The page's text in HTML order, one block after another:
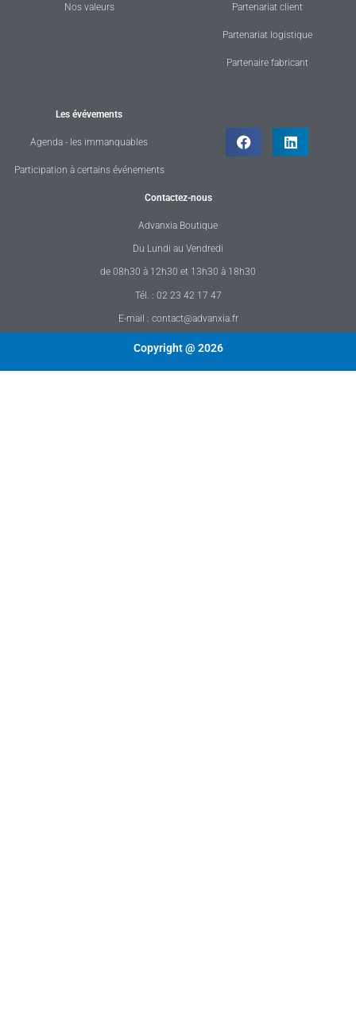
Nos valeurs Partenariat client
Partenariat logistique
Partenaire fabricant
Les évévements
Agenda - les immanquables
Participation à certains événements
Contactez-nous
Advanxia Boutique
Du Lundi au Vendredi
de 08h30 à 12h30 et 13h30 à 18h30
Tél. : 02 23 42 17 47
E-mail : contact@advanxia.fr
Copyright @ 2026